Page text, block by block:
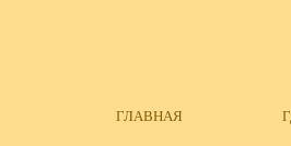
ГЛАВНАЯ